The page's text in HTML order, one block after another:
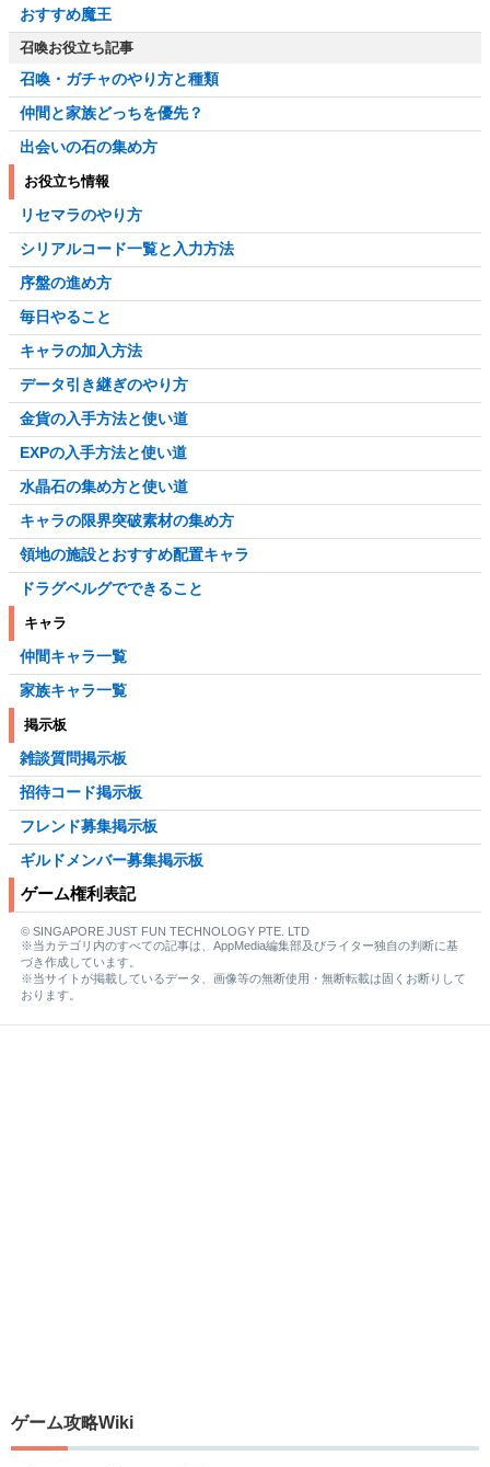
おすすめ魔王
召喚お役立ち記事
召喚・ガチャのやり方と種類
仲間と家族どっちを優先？
出会いの石の集め方
お役立ち情報
リセマラのやり方
シリアルコード一覧と入力方法
序盤の進め方
毎日やること
キャラの加入方法
データ引き継ぎのやり方
金貨の入手方法と使い道
EXPの入手方法と使い道
水晶石の集め方と使い道
キャラの限界突破素材の集め方
領地の施設とおすすめ配置キャラ
ドラグベルグでできること
キャラ
仲間キャラ一覧
家族キャラ一覧
掲示板
雑談質問掲示板
招待コード掲示板
フレンド募集掲示板
ギルドメンバー募集掲示板
ゲーム権利表記
© SINGAPORE JUST FUN TECHNOLOGY PTE. LTD
※当カテゴリ内のすべての記事は、AppMedia編集部及びライター独自の判断に基
づき作成しています。
※当サイトが掲載しているデータ、画像等の無断使用・無断転載は固くお断りして
おります。
ゲーム攻略Wiki